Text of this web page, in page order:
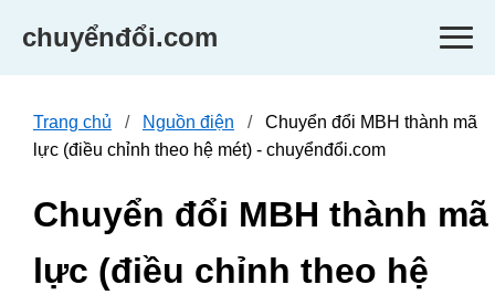
chuyểnđổi.com
Trang chủ Nguồn điện
Chuyển đổi MBH thành mã
lực (điều chỉnh theo hệ mét) - chuyểnđổi.com
Chuyển đổi MBH thành mã
lực (điều chỉnh theo hệ